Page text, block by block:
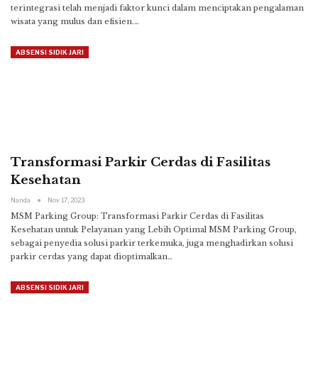
terintegrasi telah menjadi faktor kunci dalam menciptakan pengalaman
wisata yang mulus dan efisien.…
ABSENSI SIDIK JARI
Transformasi Parkir Cerdas di Fasilitas
Kesehatan
Nanda Nov 17, 2023
MSM Parking Group: Transformasi Parkir Cerdas di Fasilitas
Kesehatan untuk Pelayanan yang Lebih Optimal MSM Parking Group,
sebagai penyedia solusi parkir terkemuka, juga menghadirkan solusi
parkir cerdas yang dapat dioptimalkan…
ABSENSI SIDIK JARI